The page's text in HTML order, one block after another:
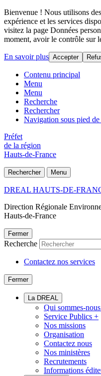
Bienvenue ! Nous utilisons
expérience et les services
visitez la page Données
moment, avoir le contrôle sur
En savoir plus Accepter
Contenu principal
Menu
Menu
Recherche
Rechercher
Navigation sous pied de
Préfet
de la région
Hauts-de-France
Rechercher Menu
DREAL HAUTS-DE-
Direction Régionale
Hauts-de-France
Fermer
Recherche
Contactez nos services
Fermer
La DREAL
Qui sommes-
Service Publics +
Nos missions
Organisation
Contactez nous
Nos ministères
Recrutements
Informations